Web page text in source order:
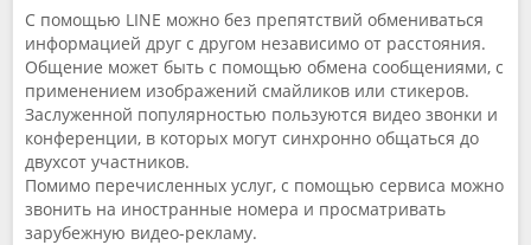
С помощью LINE можно без препятствий обмениваться
информацией друг с другом независимо от расстояния.
Общение может быть с помощью обмена сообщениями, с
применением изображений смайликов или стикеров.
Заслуженной популярностью пользуются видео звонки и
конференции, в которых могут синхронно общаться до
двухсот участников.
Помимо перечисленных услуг, с помощью сервиса можно
звонить на иностранные номера и просматривать
зарубежную видео-рекламу.